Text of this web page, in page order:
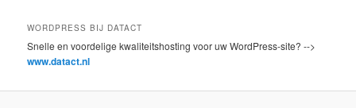
WORDPRESS BIJ DATACT
Snelle en voordelige kwaliteitshosting voor uw WordPress-site? -->
www.datact.nl